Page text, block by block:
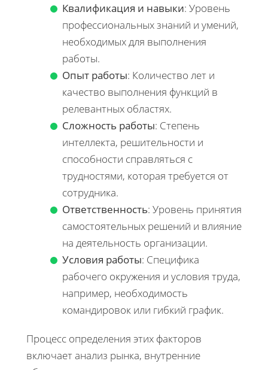
Квалификация и навыки: Уровень
профессиональных знаний и умений,
необходимых для выполнения
работы.
Опыт работы: Количество лет и
качество выполнения функций в
релевантных областях.
Сложность работы: Степень
интеллекта, решительности и
способности справляться с
трудностями, которая требуется от
сотрудника.
Ответственность: Уровень принятия
самостоятельных решений и влияние
на деятельность организации.
Условия работы: Специфика
рабочего окружения и условия труда,
например, необходимость
командировок или гибкий график.
Процесс определения этих факторов
включает анализ рынка, внутренние